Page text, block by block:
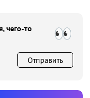
чего-то
Отправить